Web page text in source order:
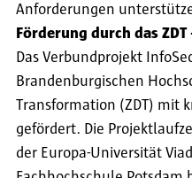
Anforderungen
Förderung durch das
Das Verbundprojekt
Brandenburgischen
Transformation (ZDT) mit
gefördert. Die
der Europa-Universität